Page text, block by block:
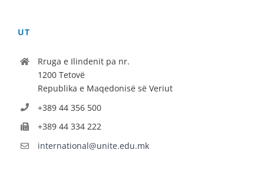
UT
Rruga e Ilindenit pa nr.
1200 Tetovë
Republika e Maqedonisë së Veriut
+389 44 356 500
+389 44 334 222
international@unite.edu.mk